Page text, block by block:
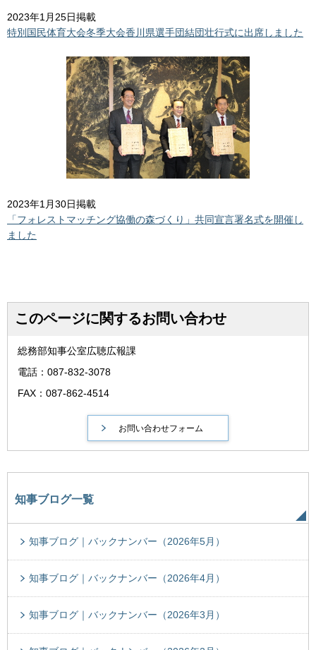
2023年1月25日掲載
特別国民体育大会冬季大会香川県選手団結団壮行式に出席しました
2023年1月30日掲載
「フォレストマッチング協働の森づくり」共同宣言署名式を開催し
ました
このページに関するお問い合わせ
総務部知事公室広聴広報課
電話：087-832-3078
FAX：087-862-4514
知事ブログ一覧
知事ブログ｜バックナンバー（2026年5月）
知事ブログ｜バックナンバー（2026年4月）
知事ブログ｜バックナンバー（2026年3月）